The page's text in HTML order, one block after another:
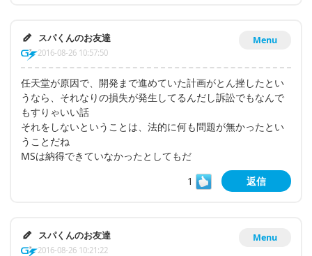
Menu
スパくんのお友達
2016-08-26 10:57:50
任天堂が原因で、開発まで進めていた計画がとん挫したとい
うなら、それなりの損失が発生してるんだし訴訟でもなんで
もすりゃいい話
それをしないということは、法的に何も問題が無かったとい
うことだね
MSは納得できていなかったとしてもだ
1
返信
Menu
スパくんのお友達
2016-08-26 10:21:22